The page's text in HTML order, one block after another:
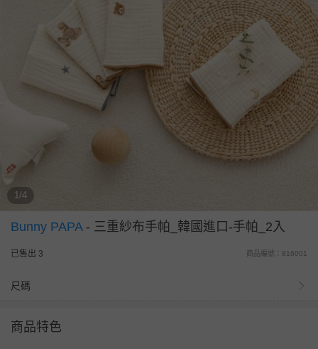
1/4
Bunny PAPA - 三重紗布手帕_韓國進口-手帕_2入
已售出 3 商品編號：816001
尺碼
商品特色